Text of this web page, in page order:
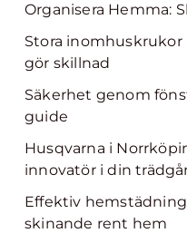
Organisera Hemma:
Stora
gör skillnad
Säkerhet genom
guide
Husqvarna i
innovatör i din
Effektiv
skinande rent hem